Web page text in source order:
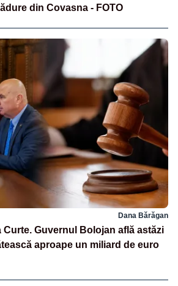
din Covasna - FOTO
Dana Bărăgan
Curte. Guvernul Bolojan află astăzi
aproape un miliard de euro